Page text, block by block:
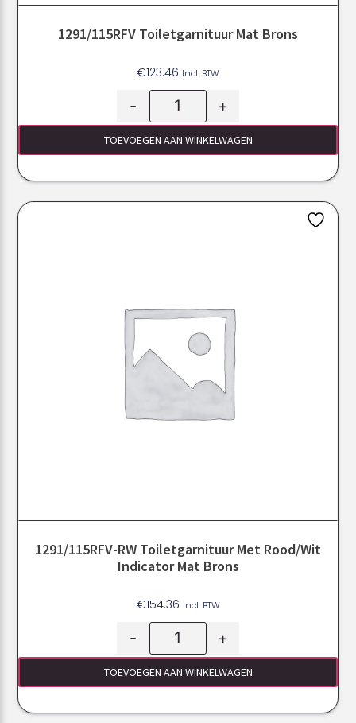
1291/115RFV Toiletgarnituur Mat Brons
€123.46 Incl. BTW
- +
TOEVOEGEN AAN WINKELWAGEN
1291/115RFV-RW Toiletgarnituur Met Rood/wit
Indicator Mat Brons
€154.36 Incl. BTW
- +
TOEVOEGEN AAN WINKELWAGEN